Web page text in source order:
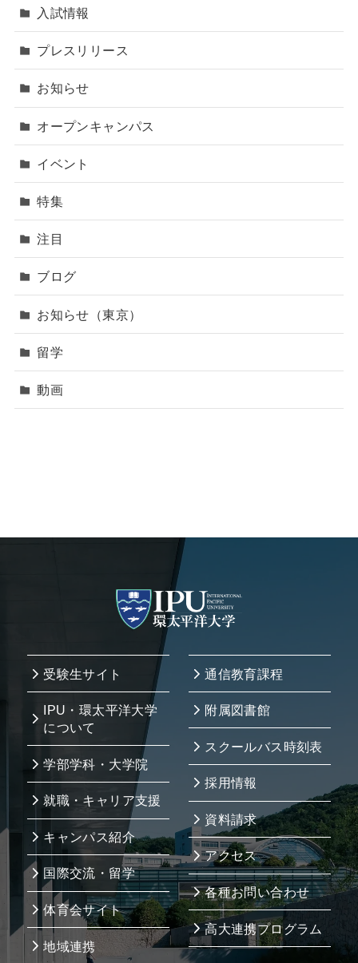
入試情報
プレスリリース
お知らせ
オープンキャンパス
イベント
特集
注目
ブログ
お知らせ（東京）
留学
動画
受験生サイト
IPU・環太平洋大学
について
学部学科・大学院
就職・キャリア支援
キャンパス紹介
国際交流・留学
体育会サイト
地域連携
通信教育課程
附属図書館
スクールバス時刻表
採用情報
資料請求
アクセス
各種お問い合わせ
高大連携プログラム